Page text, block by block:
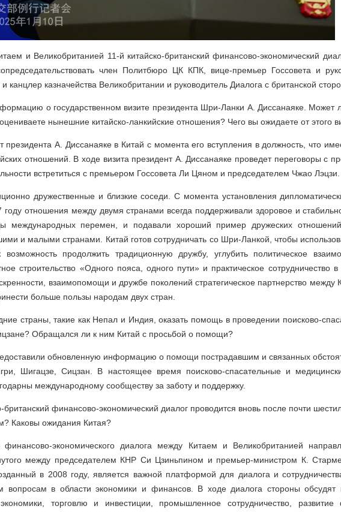
и Великобританией 11-й китайско-британский финансово-экономический
член Политбюро ЦК КПК, вице-премьер Госсовета и
канцлер казначейства Великобритании и руководитель Диалога с британской
о государственном визите президента Шри-Ланки А. Диссанаяке. Может
нынешние китайско-ланкийские отношения? Чего вы ожидаете от этого
президента А. Диссанаяке в Китай с момента его вступления в должность, что
отношений. В ходе визита президент А. Диссанаяке проведет переговоры с
встретиться с премьером Госсовета Ли Цяном и председателем Чжао Лэцзи.
дружественные и близкие соседи. С момента установления
отношения между двумя странами всегда поддерживали здоровое и
международных перемен, и подавали хороший пример дружеских
и малыми странами. Китай готов сотрудничать со Шри-Ланкой, чтобы
продолжить традиционную дружбу, углубить политическое
строительство «Одного пояса, одного пути» и практическое сотрудничество в
взаимопомощи и дружбе поколений стратегическое партнерство
больше пользы народам двух стран.
страны, такие как Непал и Индия, оказать помощь в проведении поисково-
Обращался ли к ним Китай с просьбой о помощи?
обновленную информацию о помощи пострадавшим и связанных
Шигацзе, Сицзан. В настоящее время поисково-спасательные и
международному сообществу за заботу и поддержку.
британский финансово-экономический диалог проводится вновь после почти
Каковы ожидания Китая?
финансово-экономического диалога между Китаем и Великобританией
между председателем КНР Си Цзиньпином и премьер-министром К.
в 2008 году, является важной платформой для диалога и
вопросам в области экономики и финансов. В ходе диалога стороны обсудят
торговлю и инвестиции, промышленное сотрудничество, развитие